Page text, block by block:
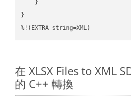
    }
}
%!(EXTRA string=XML)
在 XLSX Files to XML
的 C++ 轉換